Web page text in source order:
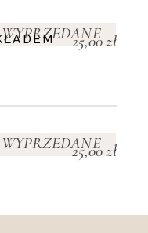
WYPRZEDANE
25,00zł
WYPRZEDANE
25,00zł